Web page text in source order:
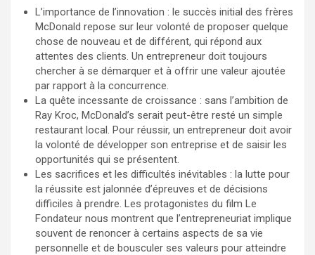
L’importance de l’innovation : le succès initial des frères
McDonald repose sur leur volonté de proposer quelque
chose de nouveau et de différent, qui répond aux
attentes des clients. Un entrepreneur doit toujours
chercher à se démarquer et à offrir une valeur ajoutée
par rapport à la concurrence.
La quête incessante de croissance : sans l’ambition de
Ray Kroc, McDonald’s serait peut-être resté un simple
restaurant local. Pour réussir, un entrepreneur doit avoir
la volonté de développer son entreprise et de saisir les
opportunités qui se présentent.
Les sacrifices et les difficultés inévitables : la lutte pour
la réussite est jalonnée d’épreuves et de décisions
difficiles à prendre. Les protagonistes du film Le
Fondateur nous montrent que l’entrepreneuriat implique
souvent de renoncer à certains aspects de sa vie
personnelle et de bousculer ses valeurs pour atteindre